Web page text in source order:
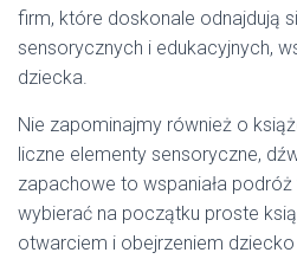
firm, które doskonale odnajdują
sensorycznych i edukacyjnych,
dziecka.
Nie zapominajmy również o
liczne elementy sensoryczne,
zapachowe to wspaniała
wybierać na początku proste
otwarciem i obejrzeniem